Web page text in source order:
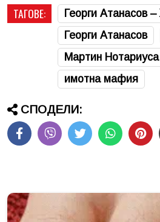
ТАГОВЕ:
Георги Атанасов
Георги Атанасов
Мартин Нотариуса
имотна мафия
СПОДЕЛИ: